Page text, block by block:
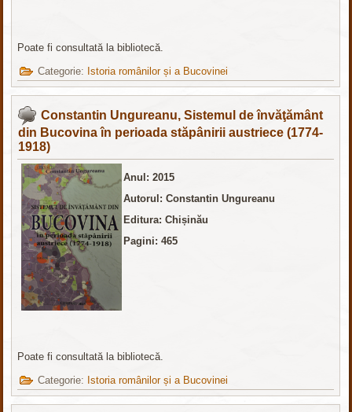
Poate fi consultată la bibliotecă.
Categorie: Istoria românilor și a Bucovinei
Constantin Ungureanu, Sistemul de învăţământ
din Bucovina în perioada stăpânirii austriece (1774-
1918)
Anul: 2015
Autorul: Constantin Ungureanu
Editura: Chișinău
Pagini: 465
Poate fi consultată la bibliotecă.
Categorie: Istoria românilor și a Bucovinei